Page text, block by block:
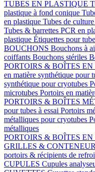
TUBES EN PLASTIQUE
plastique à fond conique
en plastique Tubes de
Tubes & barrettes PCR en
plastique Étiquettes pour
BOUCHONS Bouchons à
coiffants Bouchons stériles
PORTOIRS & BOÎTES
en matière synthétique pour
synthétique pour cryotubes
microtubes Portoirs en
PORTOIRS & BOÎTES
pour tubes à essai Portoirs
métalliques pour cryotubes
métalliques
PORTOIRS & BOÎTES
GRILLES &
portoirs & récipients de
CUPULES Cupules